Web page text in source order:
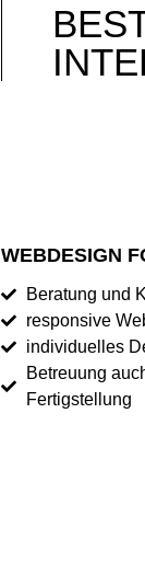
WEBDESIGN
Beratung und
responsive
individuelles
Betreuung
Fertigstellung